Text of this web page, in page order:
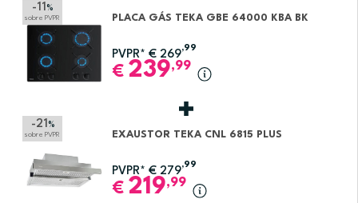
-11 %
sobre PVPR PLACA GÁS TEKA GBE 64000 KBA BK
PVPR* € 269
,99
€ 239,99
-21 %
sobre PVPR EXAUSTOR TEKA CNL 6815 PLUS
PVPR* € 279
,99
€ 219,99